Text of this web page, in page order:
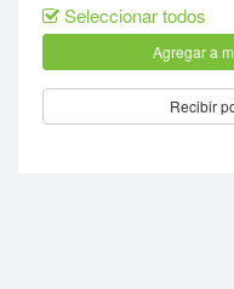
Seleccionar todos
Recibir